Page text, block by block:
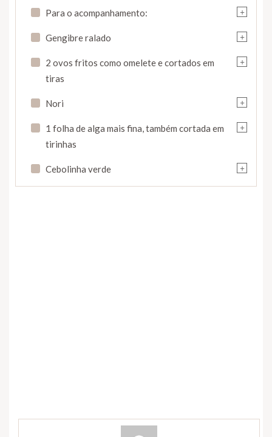
+
Para o acompanhamento:
+
Gengibre ralado
+
2 ovos fritos como omelete e cortados em
tiras
+
Nori
+
1 folha de alga mais fina, também cortada em
tirinhas
+
Cebolinha verde